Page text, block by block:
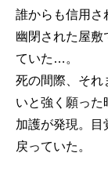
誰からも信用さ
幽閉された屋敷
ていた…。
死の間際、それ
いと強く願った
加護が発現。目
戻っていた。